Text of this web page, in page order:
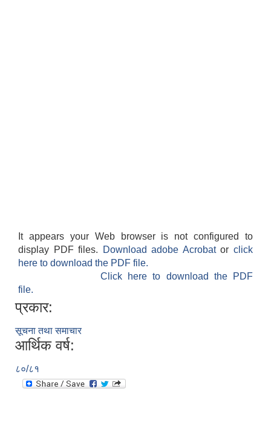
It appears your Web browser is not configured to
display PDF files.
Download adobe Acrobatorclick
here to download the PDF file.
Click here to download the PDF
file.
प्रकार:
सूचना तथा समाचार
आर्थिक वर्ष:
८०/८१